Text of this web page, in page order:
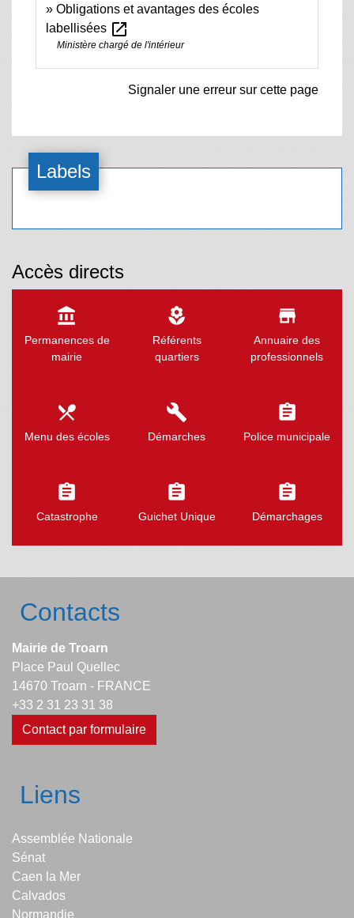
Obligations et avantages des écoles
labellisées open_in_new
Ministère chargé de l'intérieur
Signaler une erreur sur cette page
Labels
Accès directs
account_balance
Permanences de
mairie
local_florist
Référents
quartiers
store
Annuaire des
professionnels
local_dining
Menu des écoles
build
Démarches
assignment
Police municipale
assignment
Catastrophe
assignment
Guichet Unique
assignment
Démarchages
Contacts
Mairie de Troarn
Place Paul Quellec
14670 Troarn - FRANCE
+33 2 31 23 31 38
Contact par formulaire
Liens
Assemblée Nationale
Sénat
Caen la Mer
Calvados
Normandie